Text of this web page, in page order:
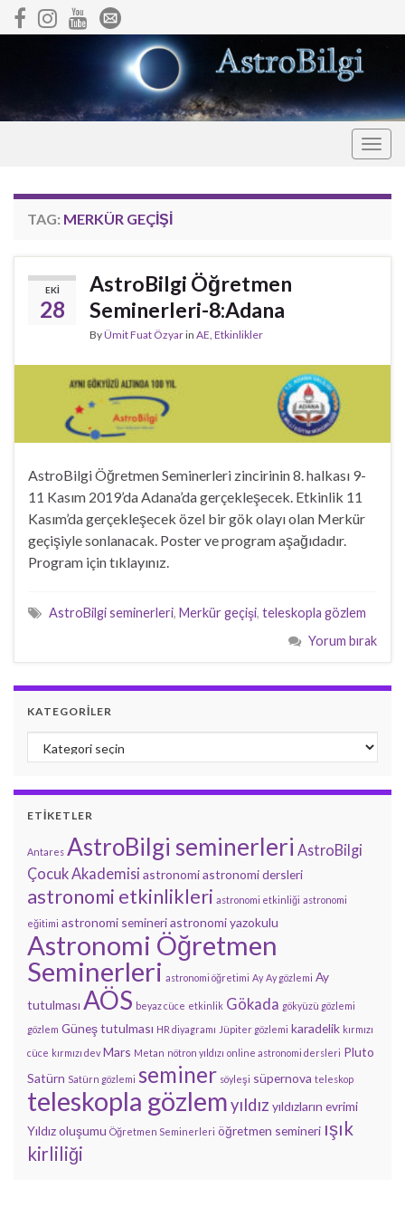
TAG: MERKÜR GEÇIŞI
EKI
28
AstroBilgi Öğretmen
Seminerleri-8:Adana
ByÜmit Fuat Özyarin AE Etkinlikler
AstroBilgi Öğretmen Seminerleri zincirinin 8. halkası 9-
11 Kasım 2019’da Adana’da gerçekleşecek. Etkinlik 11
Kasım’da gerçekleşecek özel bir gök olayı olan Merkür
geçişiyle sonlanacak. Poster ve program aşağıdadır.
Program için tıklayınız.
AstroBilgi seminerleri, Merkür geçişi, teleskopla gözlem
Yorum bırak
KATEGORILER
Kategoriler
ETIKETLER
Antares AstroBilgi seminerleri AstroBilgi
Çocuk Akademisi astronomiastronomi dersleri
astronomi etkinlikleri astronomi etkinliği astronomi
eğitimi astronomi semineriastronomi yazokulu
Astronomi Öğretmen
Seminerleri astronomi öğretimi Ay Ay gözlemi Ay
tutulması AÖS beyaz cüce etkinlik Gökada gökyüzü gözlemi
gözlem Güneş tutulması HR diyagramı Jüpiter gözlemi karadelik kırmızı
cüce kırmızı dev Mars Metan nötron yıldızı online astronomi dersleri Pluto
Satürn Satürn gözlemi seminer söyleşi süpernova teleskop
teleskopla gözlemyıldız yıldızların evrimi
Yıldız oluşumu Öğretmen Seminerleri öğretmen semineri ışık
kirliliği